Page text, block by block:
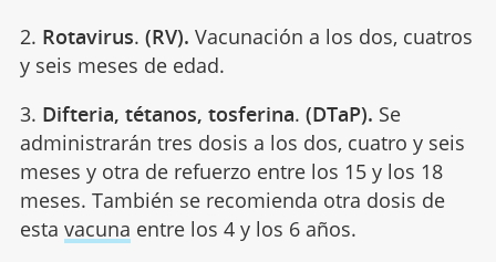
2. Rotavirus. (RV). Vacunación a los dos, cuatros
y seis meses de edad.
3. Difteria, tétanos, tosferina. (DTaP). Se
administrarán tres dosis a los dos, cuatro y seis
meses y otra de refuerzo entre los 15 y los 18
meses. También se recomienda otra dosis de
esta vacuna entre los 4 y los 6 años.